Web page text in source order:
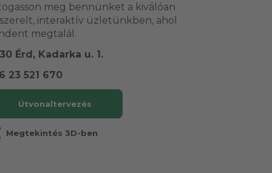
meg bennünket a kiválóan
interaktív üzletünkben, ahol
megtalál.
Érd, Kadarka u. 1.
23 521 670
Útvonaltervezés
Megtekintés 3D-ben